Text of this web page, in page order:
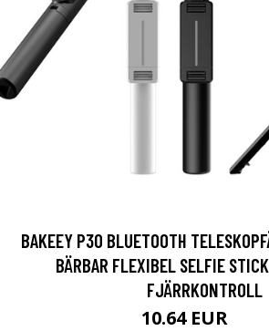
BAKEEY P30 BLUETOOTH
BÄRBAR FLEXIBEL SELFIE
FJÄRRKONTROLL
10.64 EUR